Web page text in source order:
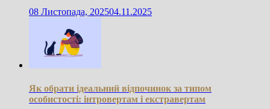
08 Листопада, 202504.11.2025
Як обрати ідеальний відпочинок за типом
особистості: інтровертам і екстравертам